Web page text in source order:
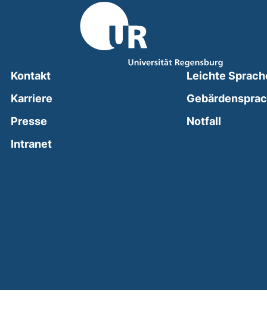
Kontakt
Karriere
Presse
Intranet(external link, opens in a new window)
Leichte
Notfall